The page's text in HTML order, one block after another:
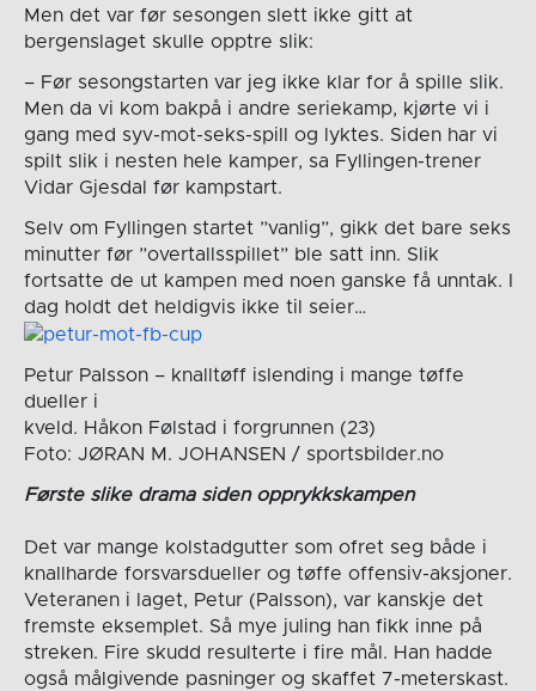
Men det var før sesongen slett ikke gitt at
bergenslaget skulle opptre slik:
– Før sesongstarten var jeg ikke klar for å spille slik.
Men da vi kom bakpå i andre seriekamp, kjørte vi i
gang med syv-mot-seks-spill og lyktes. Siden har vi
spilt slik i nesten hele kamper, sa Fyllingen-trener
Vidar Gjesdal før kampstart.
Selv om Fyllingen startet ”vanlig”, gikk det bare seks
minutter før ”overtallsspillet” ble satt inn. Slik
fortsatte de ut kampen med noen ganske få unntak. I
dag holdt det heldigvis ikke til seier…
Petur Palsson – knalltøff islending i mange tøffe
dueller i
kveld. Håkon Følstad i forgrunnen (23)
Foto: JØRAN M. JOHANSEN / sportsbilder.no
Første slike drama siden opprykkskampen
Det var mange kolstadgutter som ofret seg både i
knallharde forsvarsdueller og tøffe offensiv-aksjoner.
Veteranen i laget, Petur (Palsson), var kanskje det
fremste eksemplet. Så mye juling han fikk inne på
streken. Fire skudd resulterte i fire mål. Han hadde
også målgivende pasninger og skaffet 7-meterskast.